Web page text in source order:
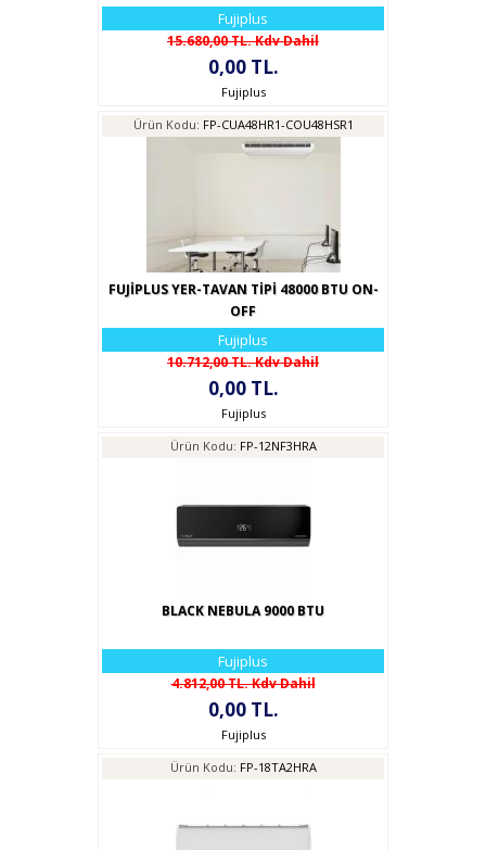
Fujiplus
15.680,00 TL. Kdv Dahil
0,00 TL.
Fujiplus
Ürün Kodu: FP-CUA48HR1-COU48HSR1
FUJİPLUS YER-TAVAN TİPİ 48000 BTU ON-
OFF
Fujiplus
10.712,00 TL. Kdv Dahil
0,00 TL.
Fujiplus
Ürün Kodu: FP-12NF3HRA
BLACK NEBULA 9000 BTU
Fujiplus
4.812,00 TL. Kdv Dahil
0,00 TL.
Fujiplus
Ürün Kodu: FP-18TA2HRA